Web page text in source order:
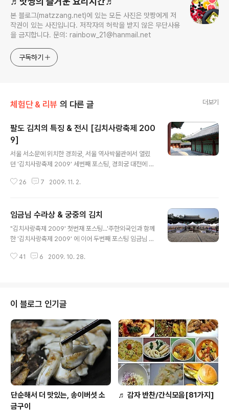
본 블로그(matzzang.net)에 있는 모든 사진은 맛짱에게 저
작권이 있는 사진입니다. 저작자의 허락을 받지 않은 무단사용
을 금지합니다. 문의: rainbow_21@hanmail.net
구독하기
체험단 & 리뷰 의 다른 글 더보기
팔도 김치의 특징 & 전시 [김치사랑축제 200
9]
서울 서소문에 위치한 경희궁, 서울 역사박물관에서 열렸
던 '김치사랑축제 2009' 세번째 포스팅, 경희궁 대전에 전
말 많은 김치들이 전시가 되어 있었어요. 그 중! 유독이 눈
김치 감상하시고, 여러가지 질병을 예방하고 건강에 도움
이 되는 우리나라 대표음식, 김치 많이 사랑해 주세요. [참
고 1] 주한외국인과 함께 한 '김치사랑축제 2009' [참고
>'김치사랑축제 2009' 팔도 김치의 특징 & 전시... 제 블
26 7 2009. 11. 2.
임금님 수라상 & 궁중의 김치
"김치사랑축제 2009' 첫번재 포스팅...'주한외국인과 함께
한 '김치사랑축제 2009' 에 이어 두번째 포스팅 임금님 수
전에 ..어디선가 홍보뉴스 내용중에 '미실과 비담이 먹었던
치를 찾아보았다는~^^;; 가만히 생각을 해 보니.. 궁안에 김
치는 맞지만! 인기드라마를 이용한 낚시성 글이 다분한 내
용이였다는..ㅋ 그러나 엄밀히 말하면.. 미실과 비담이 궁에
서 살았으니 틀린것도 아니라는~ @,,@ 암튼! 맛짱이 그랬
었다는 이야기를 살짝 적어보고.. 과거의 김치! 궁안에 김치
를 구경하..
41 6 2009. 10. 28.
이 블로그 인기글
단순해서 더 맛있는, 송이버섯 소
금구이
♬ 감자 반찬/간식모음[81가지]